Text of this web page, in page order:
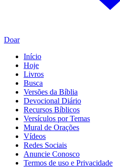
Doar
Início
Hoje
Livros
Busca
Versões da Bíblia
Devocional Diário
Recursos Bíblicos
Versículos por Temas
Mural de Orações
Vídeos
Redes Sociais
Anuncie Conosco
Termos de uso e Privacidade